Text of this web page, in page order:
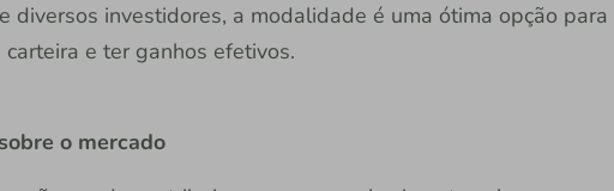
diversos investidores, a modalidade é uma ótima opção para
e ter ganhos efetivos.
o mercado